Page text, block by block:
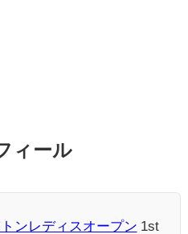
ィール
ンレディスオープン 1st